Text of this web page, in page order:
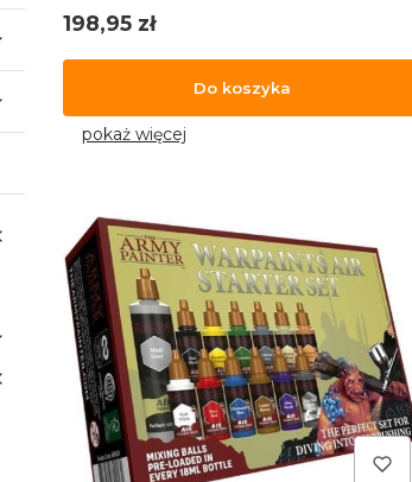
Cena
198,95 zł
Do koszyka
pokaż więcej